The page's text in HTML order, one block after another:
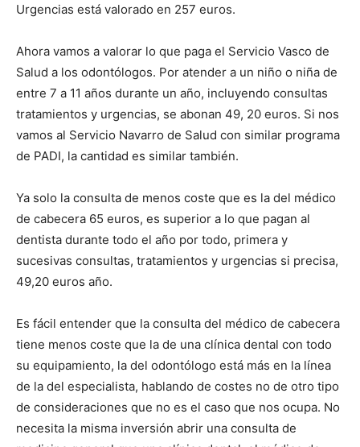
Urgencias está valorado en 257 euros.
Ahora vamos a valorar lo que paga el Servicio Vasco de
Salud a los odontólogos. Por atender a un niño o niña de
entre 7 a 11 años durante un año, incluyendo consultas
tratamientos y urgencias, se abonan 49, 20 euros. Si nos
vamos al Servicio Navarro de Salud con similar programa
de PADI, la cantidad es similar también.
Ya solo la consulta de menos coste que es la del médico
de cabecera 65 euros, es superior a lo que pagan al
dentista durante todo el año por todo, primera y
sucesivas consultas, tratamientos y urgencias si precisa,
49,20 euros año.
Es fácil entender que la consulta del médico de cabecera
tiene menos coste que la de una clínica dental con todo
su equipamiento, la del odontólogo está más en la línea
de la del especialista, hablando de costes no de otro tipo
de consideraciones que no es el caso que nos ocupa. No
necesita la misma inversión abrir una consulta de